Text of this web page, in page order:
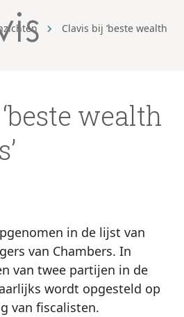
Clavis bij ‘beste wealth
wealth
in de lijst van
van Chambers. In
van twee partijen in de
wordt opgesteld op
van fiscalisten.